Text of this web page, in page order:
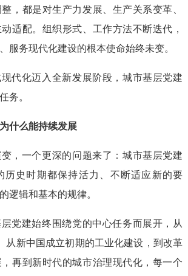
，都是对生产力发展、生产关系变革、
适配。组织形式、工作方法不断迭代，
服务现代化建设的根本使命始终未变。
代化迈入全新发展阶段，城市基层党建
务。
什么能持续发展
，一个更深的问题来了：城市基层党建
历史时期都保持活力、不断适应新的要
逻辑和基本的规律。
党建始终围绕党的中心任务而展开，从
从新中国成立初期的工业化建设，到改革
再到新时代的城市治理现代化，每一个